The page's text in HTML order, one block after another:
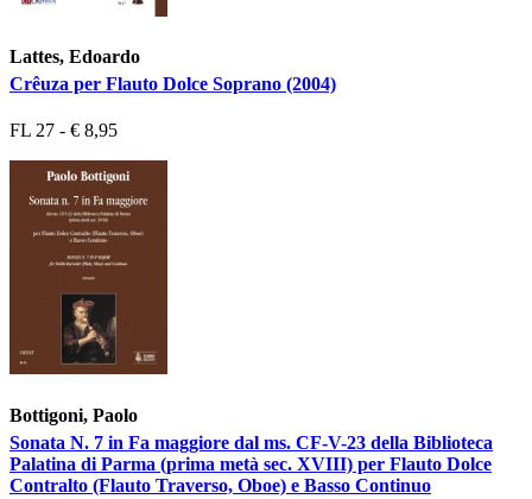
Lattes, Edoardo
Crêuza per Flauto Dolce Soprano (2004)
FL 27 - € 8,95
Bottigoni, Paolo
Sonata N. 7 in Fa maggiore dal ms. CF-V-23 della Biblioteca
Palatina di Parma (prima metà sec. XVIII) per Flauto Dolce
Contralto (Flauto Traverso, Oboe) e Basso Continuo